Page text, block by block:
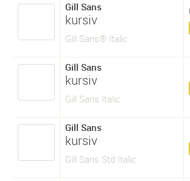
Gill Sans
kursiv
Gill Sans® Italic
Gill Sans
kursiv
Gill Sans Italic
Gill Sans
kursiv
Gill Sans Std Italic